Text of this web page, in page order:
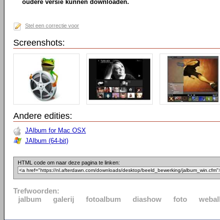
oudere versie kunnen downloaden.
Stel een correctie voor
Screenshots:
Andere edities:
JAlbum for Mac OSX
JAlbum (64-bit)
HTML code om naar deze pagina te linken:
Trefwoorden:
jalbum
galerij fotoalbum diashow foto